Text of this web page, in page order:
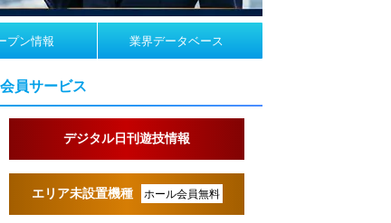
プン情報 業界データベース
会員サービス
デジタル日刊遊技情報
エリア未設置機種 ホール会員無料